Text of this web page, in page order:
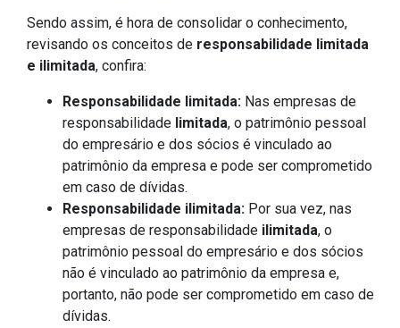
Sendo assim, é hora de consolidar o conhecimento,
revisando os conceitos de responsabilidade limitada
e ilimitada, confira:
Responsabilidade limitada: Nas empresas de
responsabilidade limitada, o patrimônio pessoal
do empresário e dos sócios é vinculado ao
patrimônio da empresa e pode ser comprometido
em caso de dívidas.
Responsabilidade ilimitada: Por sua vez, nas
empresas de responsabilidade ilimitada, o
patrimônio pessoal do empresário e dos sócios
não é vinculado ao patrimônio da empresa e,
portanto, não pode ser comprometido em caso de
dívidas.